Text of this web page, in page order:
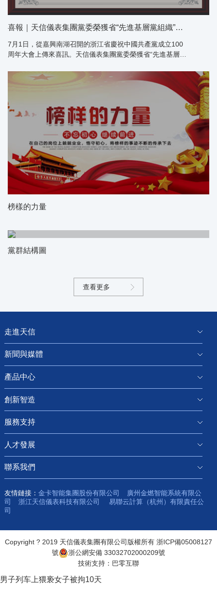
喜報｜天信儀表集團黨委榮獲省“先進基層黨組織”稱號
7月1日，從嘉興南湖召開的浙江省慶祝中國共產黨成立100
周年大會上傳來喜訊。天信儀表集團黨委榮獲省“先進基層黨
榜樣的力量
黨群結構圖
查看更多
走進天信
新聞與媒體
產品中心
創新智造
服務支持
人才發展
聯系我們
友情鏈接： 金卡智能集團股份有限公司
廣州金燃智能系統有限公
司
浙江天信儀表科技有限公司
易聯云計算（杭州）有限責任公
司
Copyright ? 2019 天信儀表集團有限公司版權所有 浙ICP備05008127
號
浙公網安備 33032702000209號
技術支持： 巴零互聯
男子列车上猥亵女子被拘10天